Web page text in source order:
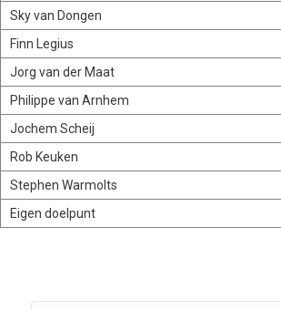
Sky van Dongen
Finn Legius
Jorg van der Maat
Philippe van Arnhem
Jochem Scheij
Rob Keuken
Stephen Warmolts
Eigen doelpunt